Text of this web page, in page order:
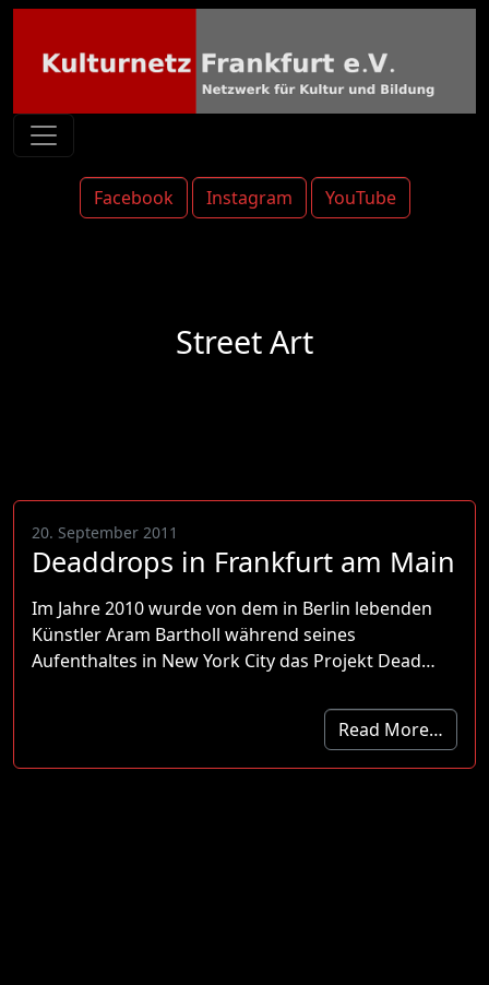
Facebook Instagram YouTube
Street Art
20. September 2011
Deaddrops in Frankfurt am Main
Im Jahre 2010 wurde von dem in Berlin lebenden
Künstler Aram Bartholl während seines
Aufenthaltes in New York City das Projekt Dead…
Read More…